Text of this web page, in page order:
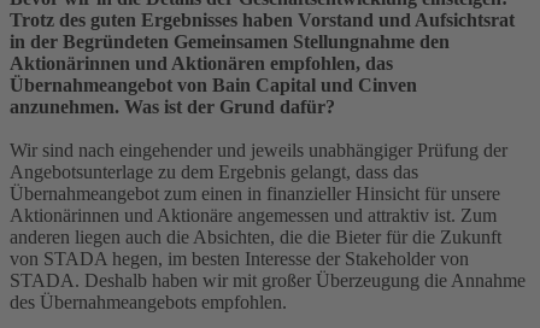
Trotz des guten Ergebnisses haben Vorstand und Aufsichtsrat
in der Begründeten Gemeinsamen Stellungnahme den
Aktionärinnen und Aktionären empfohlen, das
Übernahmeangebot von Bain Capital und Cinven
anzunehmen. Was ist der Grund dafür?
Wir sind nach eingehender und jeweils unabhängiger Prüfung der
Angebotsunterlage zu dem Ergebnis gelangt, dass das
Übernahmeangebot zum einen in finanzieller Hinsicht für unsere
Aktionärinnen und Aktionäre angemessen und attraktiv ist. Zum
anderen liegen auch die Absichten, die die Bieter für die Zukunft
von STADA hegen, im besten Interesse der Stakeholder von
STADA. Deshalb haben wir mit großer Überzeugung die Annahme
des Übernahmeangebots empfohlen.